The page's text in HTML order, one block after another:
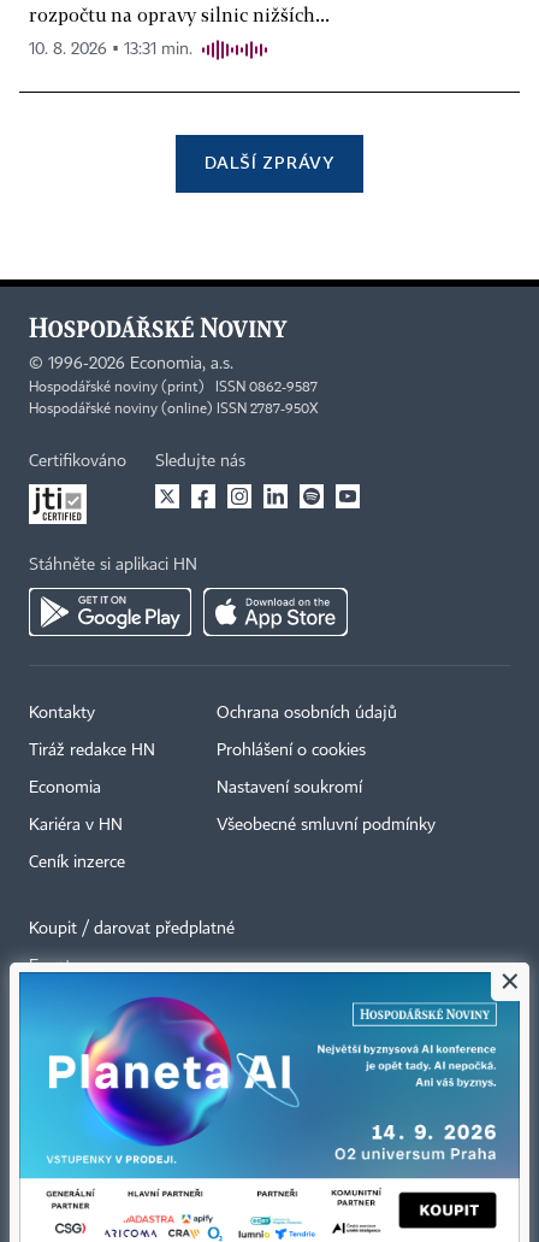
rozpočtu na opravy silnic nižších...
10. 8. 2026 ▪ 13:31 min.
DALŠÍ ZPRÁVY
© 1996-2026 Economia, a.s.
Hospodářské noviny (print) ISSN 0862-9587
Hospodářské noviny (online) ISSN 2787-950X
Certifikováno Sledujte nás
Stáhněte si aplikaci HN
Kontakty
Tiráž redakce HN
Economia
Kariéra v HN
Ceník inzerce
Ochrana osobních údajů
Prohlášení o cookies
Nastavení soukromí
Všeobecné smluvní podmínky
Koupit / darovat předplatné
Eventy
RSS kanály
Autorská práva vykonává vydavatel. Bez písemného svolení vydavatele je
zakázáno jakékoli užití částí nebo celku díla, zejména rozmnožování a šíření
jiném jazyce. Bez souhlasu vydavatele je zakázáno též rozmnožování
obsahu pro účely automatizované analýzy textů nebo dat
podle ustanovení § 39c autorského zákona.
×